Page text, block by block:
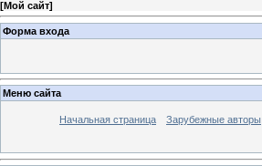
[Мой сайт]
Форма входа
Меню сайта
Начальная страница Зарубежные авторы